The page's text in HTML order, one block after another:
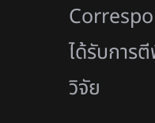
ได้รับการ
วิจัย